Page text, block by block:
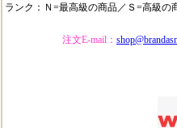
ランク：Ｎ=最高級の商品／Ｓ=高級の
注文E-mail：